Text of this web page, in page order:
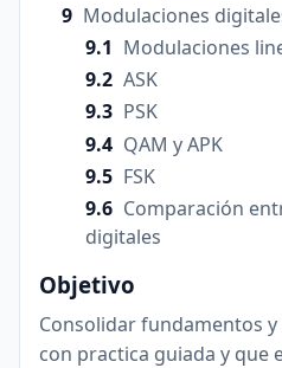
Modulaciones
Modulaciones
ASK
PSK
QAM y APK
FSK
Comparación
digitales
Objetivo
Consolidar fundamentos
con practica guiada y que